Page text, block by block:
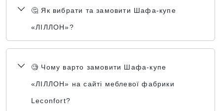
🤔 Як вибрати та замовити Шафа-купе
«ЛІЛЛОН»?
🧐 Чому варто замовити Шафа-купе
«ЛІЛЛОН» на сайті меблевої фабрики
Leconfort?